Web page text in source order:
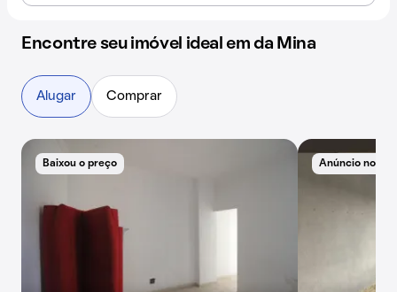
Encontre seu imóvel ideal em da Mina
Baixou o preço Anúncio novo
Alugar Comprar